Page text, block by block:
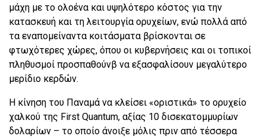
μάχη με το ολοένα και υψηλότερο κόστος για την
κατασκευή και τη λειτουργία ορυχείων, ενώ πολλά από
τα εναπομείναντα κοιτάσματα βρίσκονται σε
φτωχότερες χώρες, όπου οι κυβερνήσεις και οι τοπικοί
πληθυσμοί προσπαθούνβ να εξασφαλίσουν μεγαλύτερο
μερίδιο κερδών.
Η κίνηση του Παναμά να κλείσει «οριστικά» το ορυχείο
χαλκού της First Quantum, αξίας 10 δισεκατομμυρίων
δολαρίων – το οποίο άνοιξε μόλις πριν από τέσσερα